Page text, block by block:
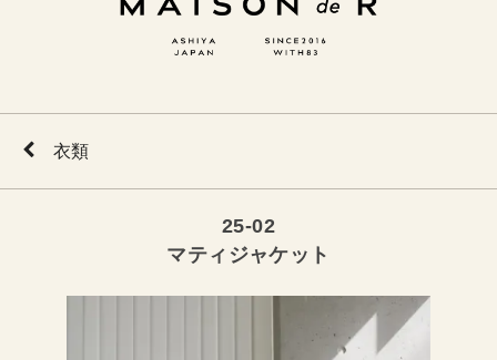
衣類
25-02
マティジャケット